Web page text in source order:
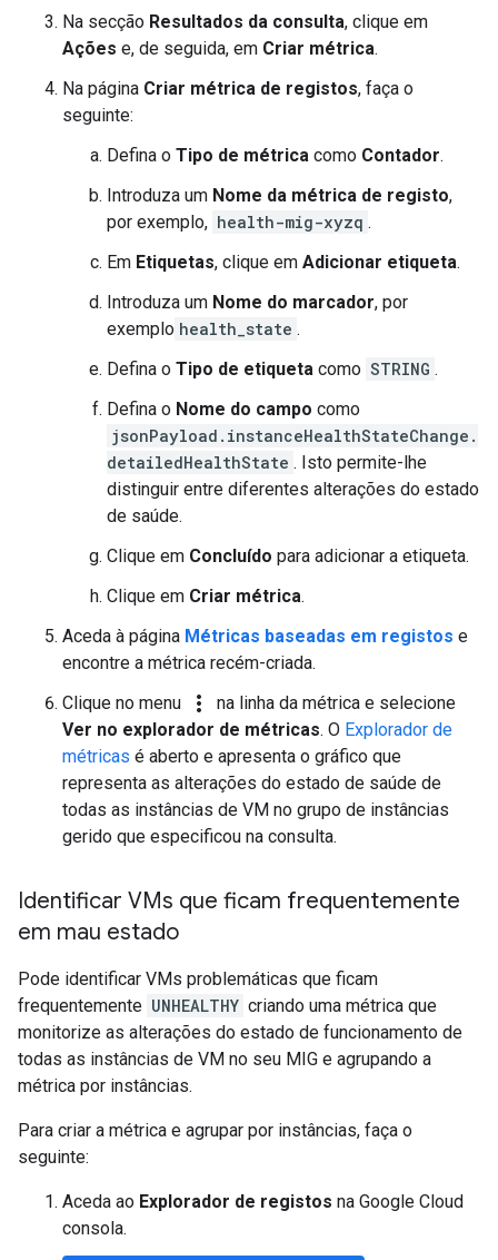
Na secção Resultados da consulta, clique em
Ações e, de seguida, em Criar métrica.
Na página Criar métrica de registos, faça o
seguinte:
Defina o Tipo de métrica como Contador.
Introduza um Nome da métrica de registo,
por exemplo, health-mig-xyzq .
Em Etiquetas, clique em Adicionar etiqueta.
Introduza um Nome do marcador, por
exemplo health_state .
Defina o Tipo de etiqueta como STRING .
Defina o Nome do campo como
jsonPayload.instanceHealthStateChange.
detailedHealthState . Isto permite-lhe
distinguir entre diferentes alterações do estado
de saúde.
Clique em Concluído para adicionar a etiqueta.
Clique em Criar métrica.
Aceda à página Métricas baseadas em registos e
encontre a métrica recém-criada.
Clique no menu
more_vert
na linha da métrica e selecione
Ver no explorador de métricas. O Explorador de
métricas é aberto e apresenta o gráfico que
representa as alterações do estado de saúde de
todas as instâncias de VM no grupo de instâncias
gerido que especificou na consulta.
Identificar VMs que ficam frequentemente
em mau estado
Pode identificar VMs problemáticas que ficam
frequentemente UNHEALTHY criando uma métrica que
monitorize as alterações do estado de funcionamento de
todas as instâncias de VM no seu MIG e agrupando a
métrica por instâncias.
Para criar a métrica e agrupar por instâncias, faça o
seguinte:
Aceda ao Explorador de registos na Google Cloud
consola.